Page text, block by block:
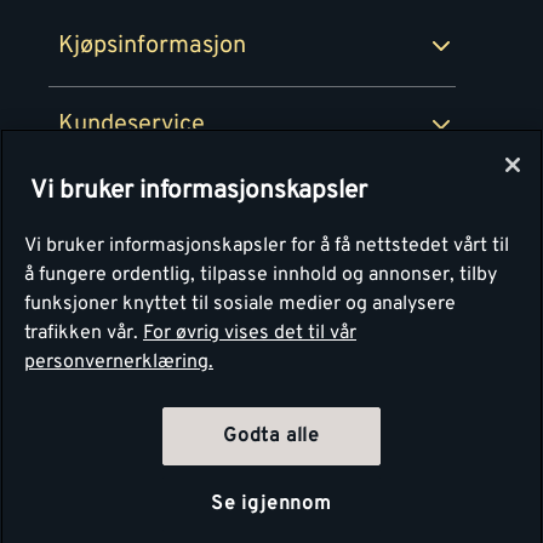
Kjøpsinformasjon
Kundeservice
Montér
Personvern
Vi bruker informasjonskapsler
Vi bruker informasjonskapsler for å få nettstedet vårt til
å fungere ordentlig, tilpasse innhold og annonser, tilby
funksjoner knyttet til sosiale medier og analysere
trafikken vår. For øvrig vises det til vår
personvernerklæring.
Godta alle
Se igjennom